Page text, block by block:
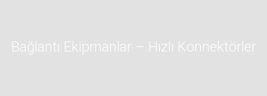
Bağlantı Ekipmanlar – Hızlı Konnektörler